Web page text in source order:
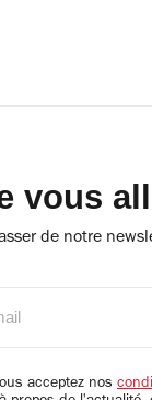
vous
de notre
acceptez nos